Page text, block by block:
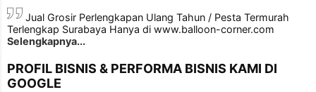
Jual Grosir Perlengkapan Ulang Tahun / Pesta Termurah
Terlengkap Surabaya Hanya di www.balloon-corner.com
Selengkapnya...
PROFIL BISNIS & PERFORMA BISNIS KAMI DI
GOOGLE